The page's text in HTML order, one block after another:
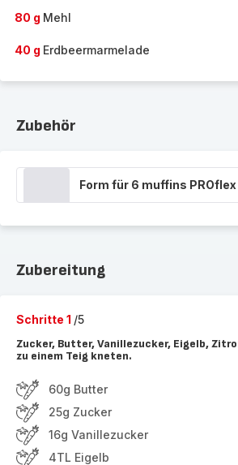
80 g Mehl
40 g Erdbeermarmelade
Zubehör
Form für 6 muffins PROflex
Zubereitung
Schritte 1 /5
Zucker, Butter, Vanillezucker, Eigelb,
zu einem Teig kneten.
60g Butter
25g Zucker
16g Vanillezucker
4TL Eigelb